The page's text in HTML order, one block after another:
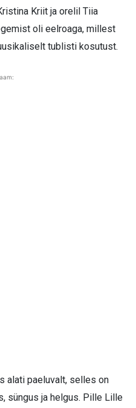
Kriit ja orelil Tiia
oli eelroaga, millest
tublisti kosutust.
alati paeluvalt, selles on
süngus ja helgus. Pille Lille